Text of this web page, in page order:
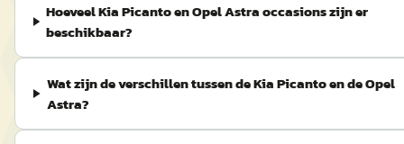
Hoeveel Kia Picanto en Opel Astra occasions zijn er
beschikbaar?
Wat zijn de verschillen tussen de Kia Picanto en de Opel
Astra?